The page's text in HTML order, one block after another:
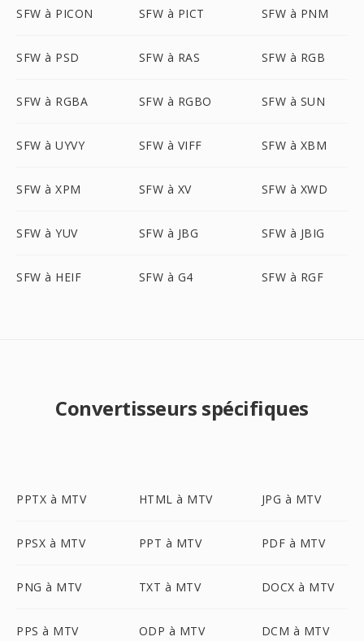
SFW à PICON SFW à PICT SFW à PNM
SFW à PSD SFW à RAS SFW à RGB
SFW à RGBA SFW à RGBO SFW à SUN
SFW à UYVY SFW à VIFF SFW à XBM
SFW à XPM SFW à XV SFW à XWD
SFW à YUV SFW à JBG SFW à JBIG
SFW à HEIF SFW à G4 SFW à RGF
Convertisseurs spécifiques
PPTX à MTV HTML à MTV JPG à MTV
PPSX à MTV PPT à MTV PDF à MTV
PNG à MTV TXT à MTV DOCX à MTV
PPS à MTV ODP à MTV DCM à MTV